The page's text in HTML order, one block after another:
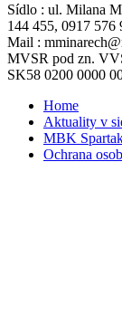
Sídlo : ul. Milana
144 455, 0917 576
Mail :
MVSR pod zn.
SK58 0200 0000
Home
Aktuality v
MBK
Ochrana